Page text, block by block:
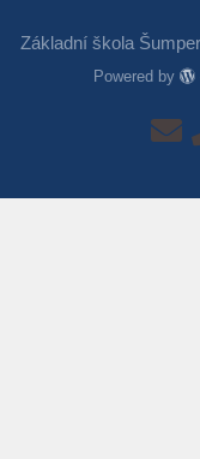
Základní škola
Powered by